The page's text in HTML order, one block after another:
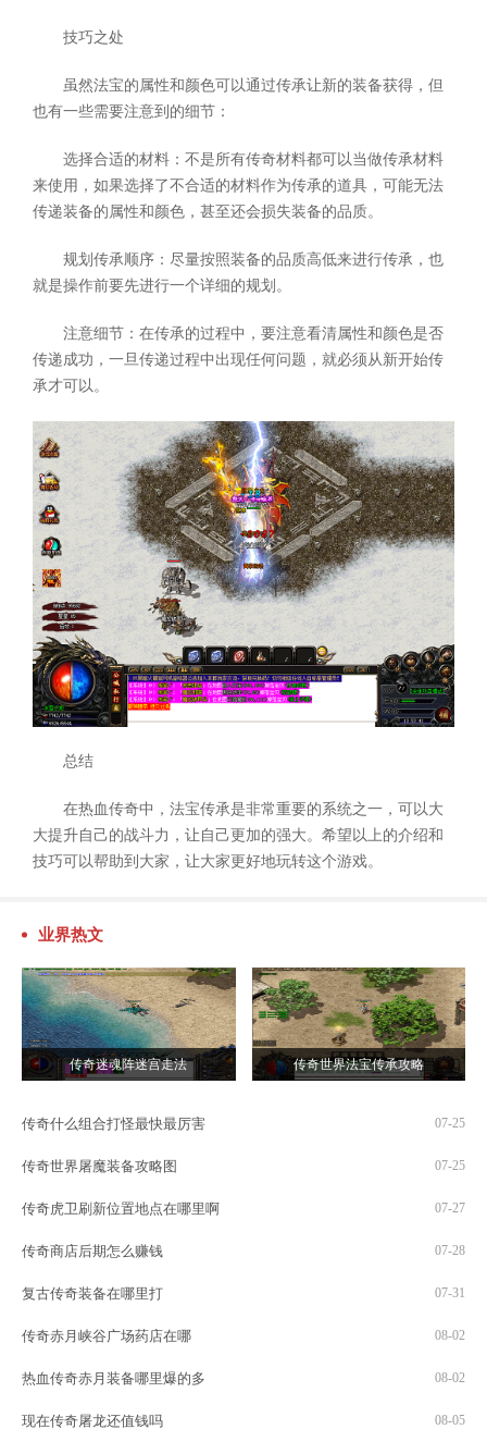
技巧之处
虽然法宝的属性和颜色可以通过传承让新的装备获得，但
也有一些需要注意到的细节：
选择合适的材料：不是所有传奇材料都可以当做传承材料
来使用，如果选择了不合适的材料作为传承的道具，可能无法
传递装备的属性和颜色，甚至还会损失装备的品质。
规划传承顺序：尽量按照装备的品质高低来进行传承，也
就是操作前要先进行一个详细的规划。
注意细节：在传承的过程中，要注意看清属性和颜色是否
传递成功，一旦传递过程中出现任何问题，就必须从新开始传
承才可以。
总结
在热血传奇中，法宝传承是非常重要的系统之一，可以大
大提升自己的战斗力，让自己更加的强大。希望以上的介绍和
技巧可以帮助到大家，让大家更好地玩转这个游戏。
业界热文
传奇迷魂阵迷宫走法 传奇世界法宝传承攻略
传奇什么组合打怪最快最厉害 07-25
传奇世界屠魔装备攻略图 07-25
传奇虎卫刷新位置地点在哪里啊 07-27
传奇商店后期怎么赚钱 07-28
复古传奇装备在哪里打 07-31
传奇赤月峡谷广场药店在哪 08-02
热血传奇赤月装备哪里爆的多 08-02
现在传奇屠龙还值钱吗 08-05